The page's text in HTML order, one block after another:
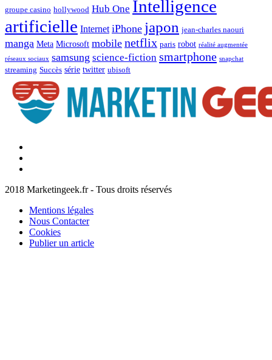
groupe casino hollywood Hub One Intelligence
artificielle Internet iPhone japon jean-charles naouri
manga Meta Microsoft mobile netflix paris robot réalité augmentée
réseaux sociaux samsung science-fiction smartphone snapchat
streaming Succès série twitter ubisoft
2018 Marketingeek.fr - Tous droits réservés
Mentions légales
Nous Contacter
Cookies
Publier un article